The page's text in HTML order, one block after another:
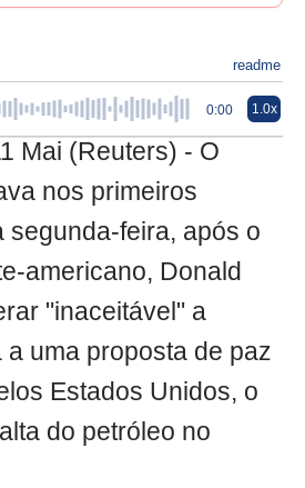
readme
0:00 1.0x
Mai (Reuters) - O
nos primeiros
segunda-feira, após o
americano, Donald
"inaceitável" a
a uma proposta de paz
Estados Unidos, o
do petróleo no